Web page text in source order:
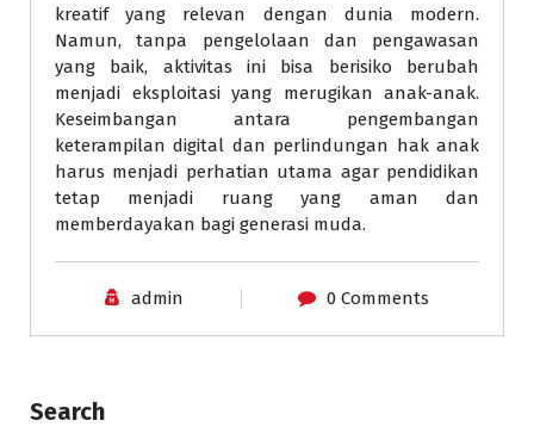
kreatif yang relevan dengan dunia modern.
Namun, tanpa pengelolaan dan pengawasan
yang baik, aktivitas ini bisa berisiko berubah
menjadi eksploitasi yang merugikan anak-anak.
Keseimbangan antara pengembangan
keterampilan digital dan perlindungan hak anak
harus menjadi perhatian utama agar pendidikan
tetap menjadi ruang yang aman dan
memberdayakan bagi generasi muda.
admin 0 Comments
Search